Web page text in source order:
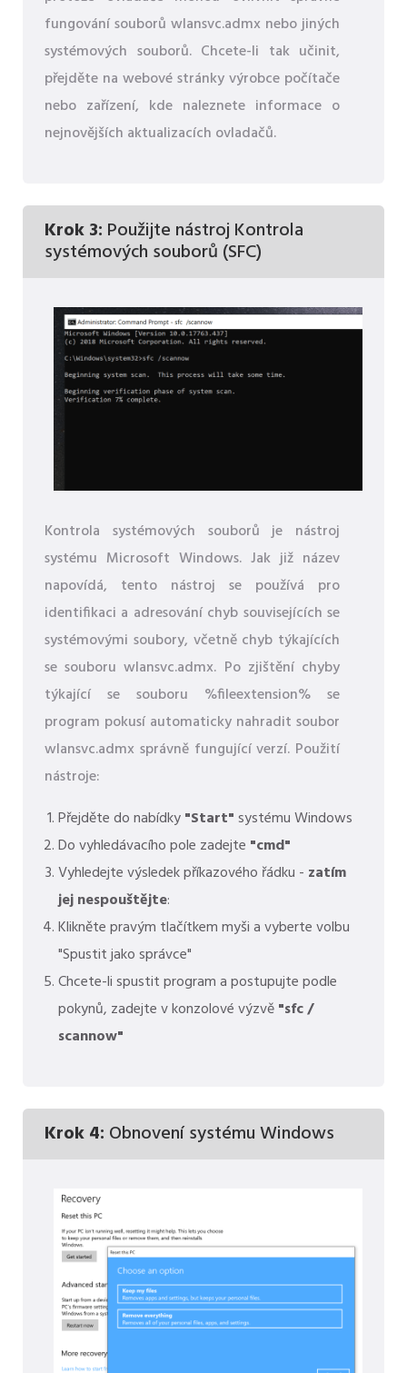
fungování souborů wlansvc.admx nebo jiných
systémových souborů. Chcete-li tak učinit,
přejděte na webové stránky výrobce počítače
nebo zařízení, kde naleznete informace o
nejnovějších aktualizacích ovladačů.
Krok 3: Použijte nástroj Kontrola
systémových souborů (SFC)
Kontrola systémových souborů je nástroj
systému Microsoft Windows. Jak již název
napovídá, tento nástroj se používá pro
identifikaci a adresování chyb souvisejících se
systémovými soubory, včetně chyb týkajících
se souboru wlansvc.admx. Po zjištění chyby
týkající se souboru %fileextension% se
program pokusí automaticky nahradit soubor
wlansvc.admx správně fungující verzí. Použití
nástroje:
Přejděte do nabídky"Start"systému Windows
Do vyhledávacího pole zadejte "cmd"
Vyhledejte výsledek příkazového řádku - zatím
jej nespouštějte:
Klikněte pravým tlačítkem myši a vyberte volbu
"Spustit jako správce"
Chcete-li spustit program a postupujte podle
pokynů, zadejte v konzolové výzvě"sfc /
scannow"
Krok 4: Obnovení systému Windows